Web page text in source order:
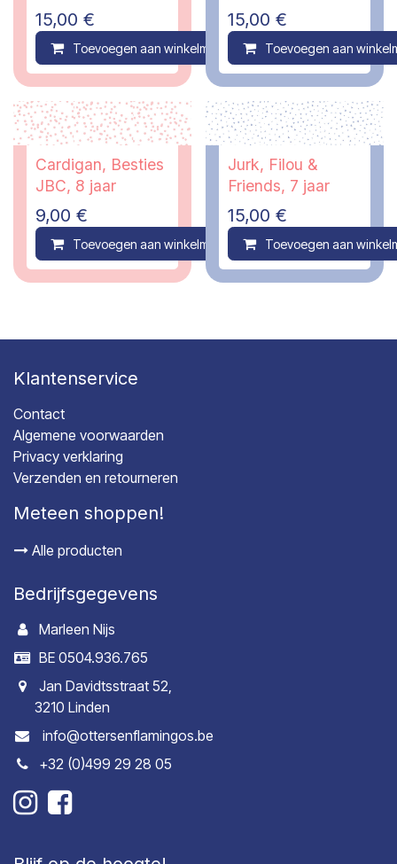
jaar
15,00 €
Toevoegen aan winkelmandje Compare
15,00 €
Toevoegen aan
Cardigan, Besties
JBC, 8 jaar
9,00 €
Toevoegen aan winkelmandje Compare
Jurk, Filou &
Friends, 7 jaar
15,00 €
Toevoegen aan
Klantenservice
Contact
Algemene voorwaarden
Privacy verklaring
Verzenden en retourneren
Meteen shoppen!
Alle producten
Bedrijfsgegevens
Marleen Nijs
BE 0504.936.765
Jan Davidtsstraat 52,
3210 Linden
info@ottersenflamingos.be
+32 (0)499 29 28 05